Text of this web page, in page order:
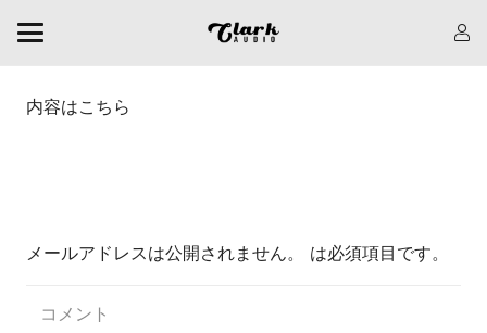
内容はこちら
メールアドレスは公開されません。 は必須項目です。